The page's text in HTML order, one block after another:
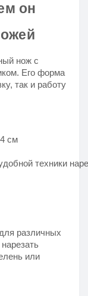
он
нож с
Его форма
так и работу
см
техники
различных
или